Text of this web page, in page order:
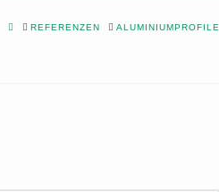
HOMEREFERENZEN ALUMINIUMPROFILE